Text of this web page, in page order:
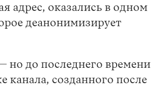
адрес, оказались в одном
деанонимизирует
до последнего времени
канала, созданного после